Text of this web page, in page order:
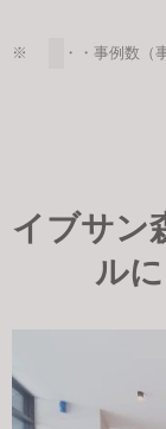
※ ・・・事例数（事
イブサン
ル